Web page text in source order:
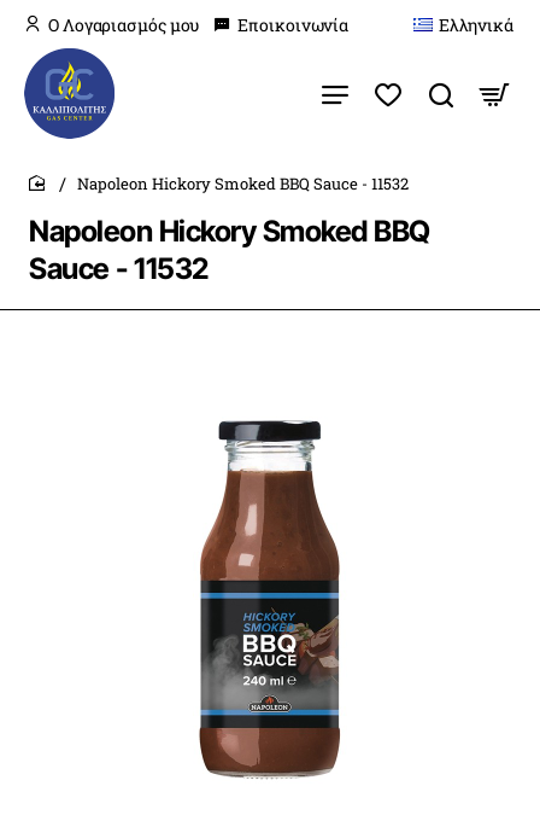
O Λογαριασμός μου Εποικοινωνία Ελληνικά
Napoleon Hickory Smoked BBQ
Sauce - 11532
home
Napoleon Hickory Smoked BBQ Sauce - 11532